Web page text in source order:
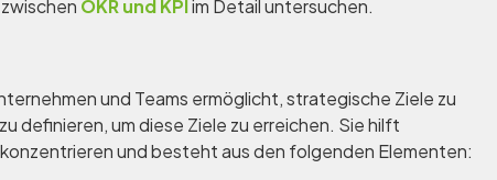
OKR und KPIim Detail untersuchen.
und Teams ermöglicht, strategische Ziele zu
definieren, um diese Ziele zu erreichen. Sie hilft
und besteht aus den folgenden Elementen: